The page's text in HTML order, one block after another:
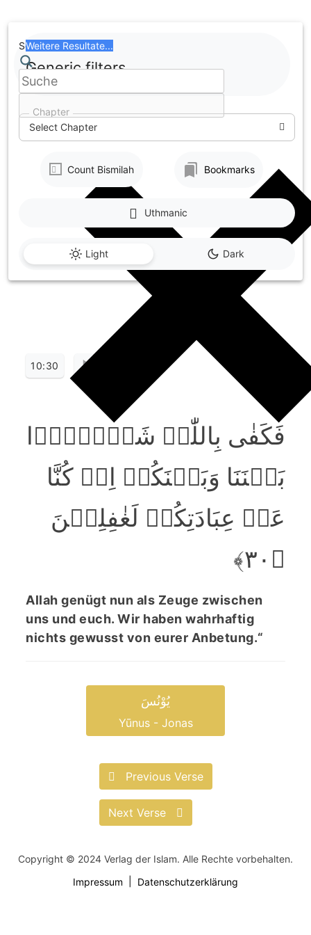
to
content
Chapter
Select Chapter
Search
Weitere Resultate...
Generic filters
Count Bismilah Bookmarks
Light Dark
Uthmanic
10:30
فَکَفٰی بِاللّٰہِ شَہِیۡدًۢا
بَیۡنَنَا وَبَیۡنَکُمۡ اِنۡ کُنَّا
عَنۡ عِبَادَتِکُمۡ لَغٰفِلِیۡنَ
﴿۳۰﴾
Allah genügt nun als Zeuge zwischen
uns und euch. Wir haben wahrhaftig
nichts gewusst von eurer Anbetung.“
یُوْنُسَ
Yūnus - Jonas
Previous Verse
Next Verse
Copyright © 2024 Verlag der Islam. Alle Rechte vorbehalten.
Impressum
Datenschutzerklärung